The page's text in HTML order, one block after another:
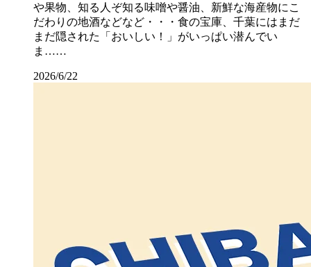
や果物、知る人ぞ知る味噌や醤油、新鮮な海産物にこ
だわりの地酒などなど・・・食の宝庫、千葉にはまだ
まだ隠された「おいしい！」がいっぱい潜んでい
ま……
2026/6/22